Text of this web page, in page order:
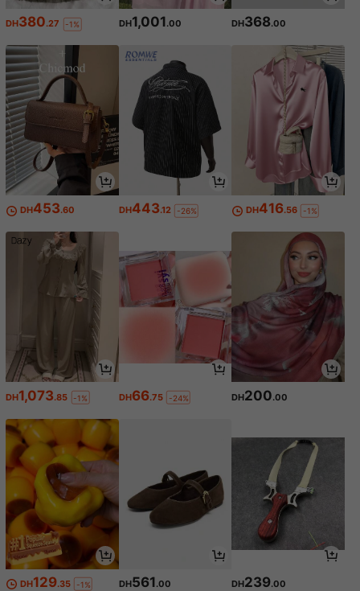
DH380.27 -1% DH1,001 .00 DH368.00
DH453.60 DH443.12 -26% DH416.56 -1%
DH1,073.85 -1% DH66.75 -24% DH200.00
DH129.35 -1% DH561.00 DH239.00